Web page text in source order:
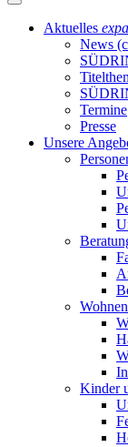
Aktuelles
News
Termine
Presse
Unsere
Wohnen
Kinder